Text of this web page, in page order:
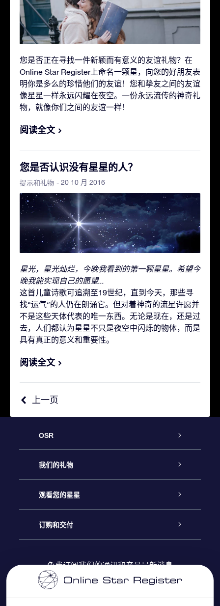
您是否正在寻找一件新颖而有意义的友谊礼物？在
Online Star Register上命名一颗星，向您的好朋友表
明你是多么的珍惜他们的友谊！您和挚友之间的友谊
像星星一样永远闪耀在夜空。一份永远流传的神奇礼
物，就像你们之间的友谊一样！
阅读全文
您是否认识没有星星的人？
提示和礼物 - 20 10 月 2016
星光，星光灿烂，今晚我看到的第一颗星星。希望今
晚我能实现自己的愿望...
这首儿童诗歌可追溯至19世纪，直到今天，那些寻
找“运气”的人仍在朗诵它。但对着神奇的流星许愿并
不是这些天体代表的唯一东西。无论是现在，还是过
去，人们都认为星星不只是夜空中闪烁的物体，而是
具有真正的意义和重要性。
阅读全文
上一页
OSR
客户服务
联系我们
博客
评论
我们的礼物
Online Star礼物
OSR 礼物包
OSR 礼物卡
观看您的星星
Online Star Register
个性化的Star Page
订购和交付
付款信息
免费订阅我们的通讯和产品最新消息